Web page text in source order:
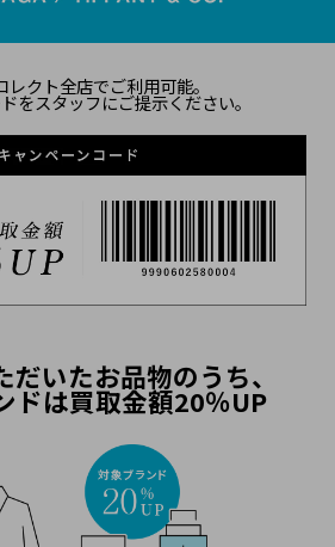
レクト全店でご利用可能。
をスタッフにご提示ください。
いたお品物のうち、
ドは買取金額20％UP